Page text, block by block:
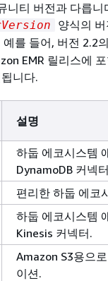
니티 버전과 다릅
양식의
를 들어, 버전 2.2의
EMR 릴리스에
니다.
설명
하둡 에코시스템
DynamoDB 커넥터
편리한 하둡 에코
하둡 에코시스템
Kinesis 커넥터.
Amazon S3용으
이션.